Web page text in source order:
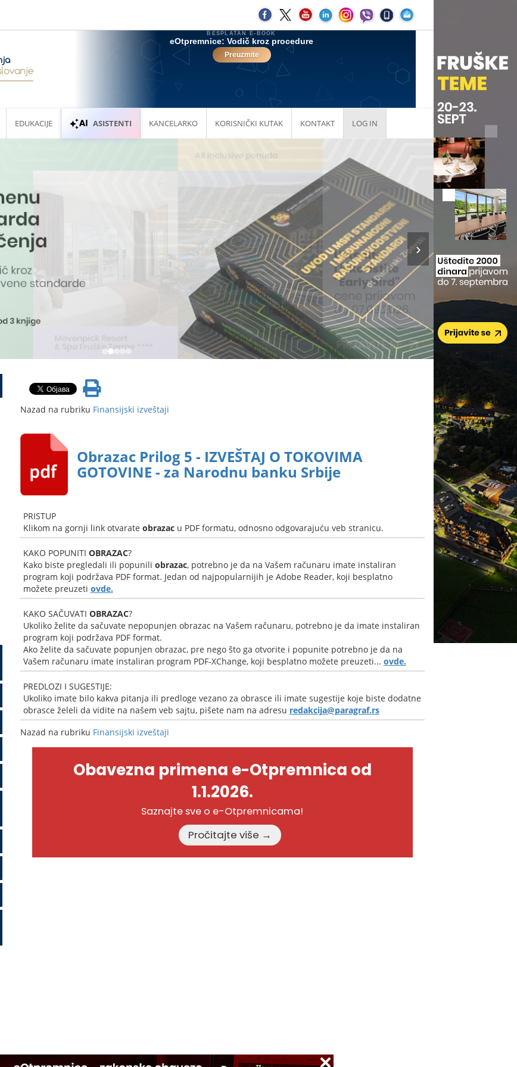
EDUKACIJE ASISTENTI KANCELARKO KORISNIČKI KUTAK KONTAKT LOG IN
Nazad na rubriku Finansijski izveštaji
Obrazac Prilog 5 - IZVEŠTAJ O TOKOVIMA
GOTOVINE - za Narodnu banku Srbije
PRISTUP
Klikom na gornji link otvarate obrazacu PDF formatu, odnosno odgovarajuću veb stranicu.
KAKO POPUNITI OBRAZAC?
Kako biste pregledali ili popunili obrazac, potrebno je da na Vašem računaru imate instaliran
program koji podržava PDF format. Jedan od najpopularnijih je Adobe Reader, koji besplatno
možete preuzeti ovde.
KAKO SAČUVATI OBRAZAC?
Ukoliko želite da sačuvate nepopunjen obrazac na Vašem računaru, potrebno je da imate instaliran
program koji podržava PDF format.
Ako želite da sačuvate popunjen obrazac, pre nego što ga otvorite i popunite potrebno je da na
Vašem računaru imate instaliran program PDF-XChange, koji besplatno možete preuzeti... ovde.
PREDLOZI I SUGESTIJE:
Ukoliko imate bilo kakva pitanja ili predloge vezano za obrasce ili imate sugestije koje biste dodatne
obrasce želeli da vidite na našem veb sajtu, pišete nam na adresu redakcija@paragraf.rs
Nazad na rubriku Finansijski izveštaji
Obavezna primena e-Otpremnica od
1.1.2026.
Saznajte sve o e-Otpremnicama!
Pročitajte više →